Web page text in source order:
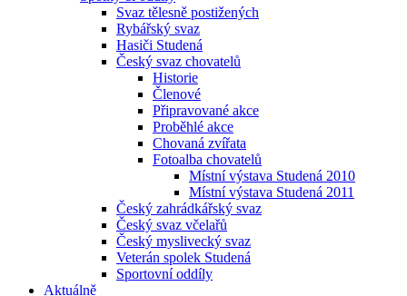
Svaz tělesně postižených
Rybářský svaz
Hasiči Studená
Český svaz chovatelů
Historie
Členové
Připravované akce
Proběhlé akce
Chovaná zvířata
Fotoalba chovatelů
Místní výstava Studená 2010
Místní výstava Studená 2011
Český zahrádkářský svaz
Český svaz včelařů
Český myslivecký svaz
Veterán spolek Studená
Sportovní oddíly
Aktuálně